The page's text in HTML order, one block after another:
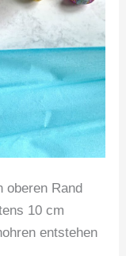
oberen Rand
10 cm
entstehen